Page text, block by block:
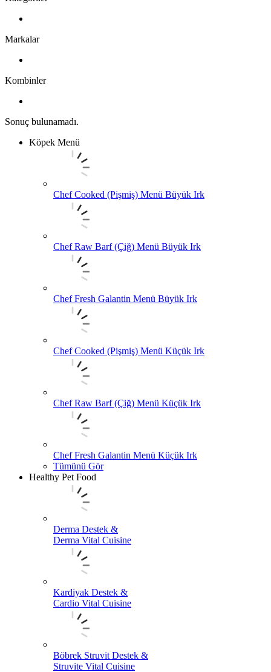
Markalar
Kombinler
Sonuç bulunamadı.
Köpek Menü
Chef Cooked (Pişmiş) Menü Büyük Irk
Chef Raw Barf (Çiğ) Menü Büyük Irk
Chef Fresh Galantin Menü Büyük Irk
Chef Cooked (Pişmiş) Menü Küçük Irk
Chef Raw Barf (Çiğ) Menü Küçük Irk
Chef Fresh Galantin Menü Küçük Irk
Tümünü Gör
Healthy Pet Food
Derma Destek &
Derma Vital Cuisine
Kardiyak Destek &
Cardio Vital Cuisine
Böbrek Struvit Destek &
Struvite Vital Cuisine